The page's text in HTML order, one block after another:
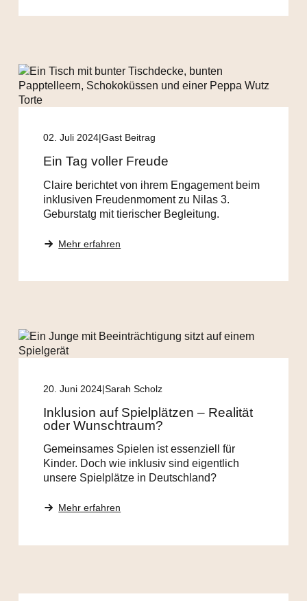
02. Juli 2024 Gast Beitrag
Ein Tag voller Freude
Claire berichtet von ihrem Engagement beim
inklusiven Freudenmoment zu Nilas 3.
Geburstatg mit tierischer Begleitung.
Mehr erfahren
20. Juni 2024 Sarah Scholz
Inklusion auf Spielplätzen – Realität
oder Wunschtraum?
Gemeinsames Spielen ist essenziell für
Kinder. Doch wie inklusiv sind eigentlich
unsere Spielplätze in Deutschland?
Mehr erfahren